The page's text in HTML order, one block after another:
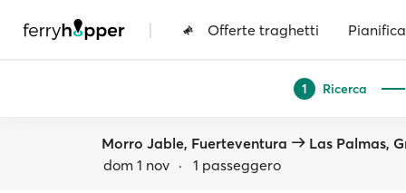
| Offerte traghetti Pianifica
1 Ricerca
Morro Jable, Fuerteventura
Las Palmas,
dom 1 nov · 1 passeggero